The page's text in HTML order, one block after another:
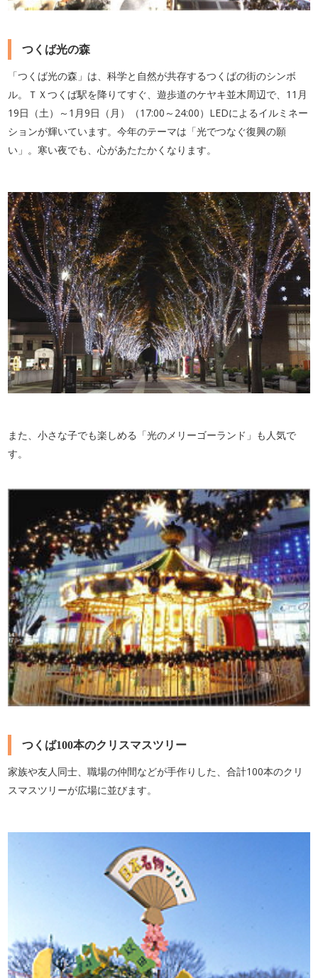
つくば光の森
「つくば光の森」は、科学と自然が共存するつくばの街のシンボ
ル。ＴＸつくば駅を降りてすぐ、遊歩道のケヤキ並木周辺で、11月
19日（土）～1月9日（月）（17:00～24:00）LEDによるイルミネー
ションが輝いています。今年のテーマは「光でつなぐ復興の願
い」。寒い夜でも、心があたたかくなります。
また、小さな子でも楽しめる「光のメリーゴーランド」も人気で
す。
つくば100本のクリスマスツリー
家族や友人同士、職場の仲間などが手作りした、合計100本のクリ
スマスツリーが広場に並びます。